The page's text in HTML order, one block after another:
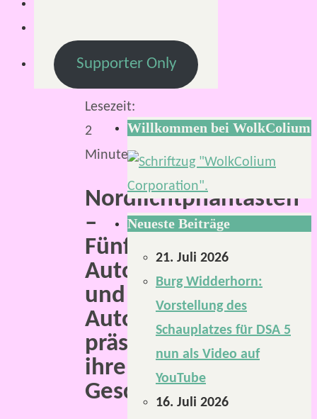
Mai
Lesezeit:
2
Minuten
Nordlichtphantasten
–
Fünf
Autorinnen
und
Autoren
präsentierten
ihre
Geschichten.
Supporter Only
Willkommen bei WolkColium
Neueste Beiträge
21. Juli 2026
Burg Widderhorn:
Vorstellung des
Schauplatzes für DSA 5
nun als Video auf
YouTube
16. Juli 2026